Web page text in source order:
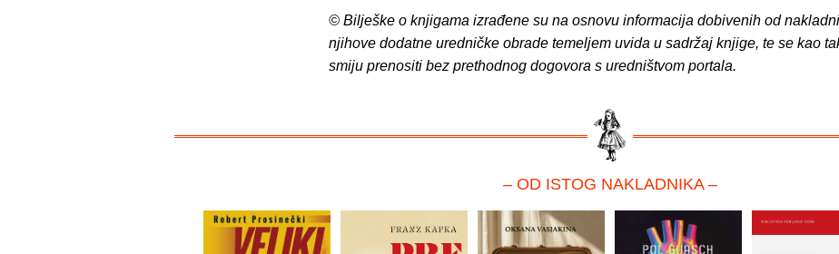
© Bilješke o knjigama izrađene su na osnovu informacija dobivenih od
njihove dodatne uredničke obrade temeljem uvida u sadržaj knjige, te se kao
smiju prenositi bez prethodnog dogovora s uredništvom portala.
– OD ISTOG NAKLADNIKA –